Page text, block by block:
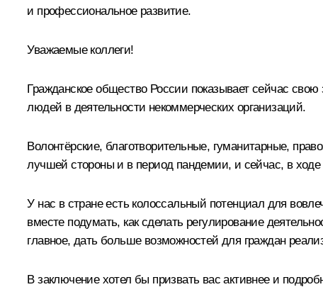
и профессиональное развитие.
Уважаемые коллеги!
Гражданское общество России показывает сейчас
людей в деятельности некоммерческих организаций.
Волонтёрские, благотворительные, гуманитарные,
лучшей стороны и в период пандемии, и сейчас, в
У нас в стране есть колоссальный потенциал для
вместе подумать, как сделать регулирование
главное, дать больше возможностей для граждан
В заключение хотел бы призвать вас активнее и